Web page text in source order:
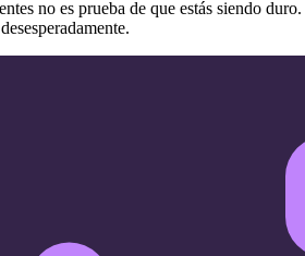
no es prueba de que estás siendo